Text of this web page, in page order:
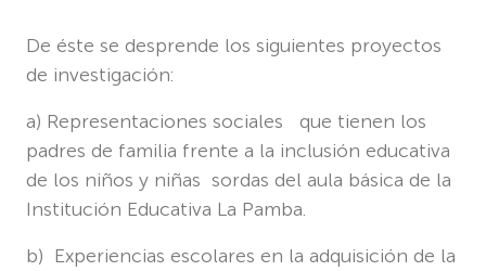
De éste se desprende los siguientes proyectos
de investigación:
a) Representaciones sociales que tienen los
padres de familia frente a la inclusión educativa
de los niños y niñas sordas del aula básica de la
Institución Educativa La Pamba.
b) Experiencias escolares en la adquisición de la